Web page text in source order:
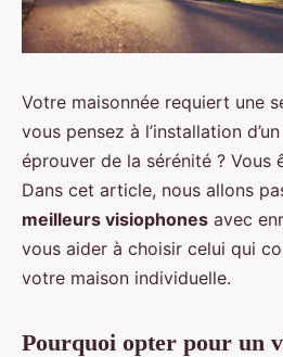
Votre maisonnée requiert une
vous pensez à l’installation
éprouver de la sérénité ? Vous
Dans cet article, nous allons
meilleurs visiophones avec
vous aider à choisir celui qui
votre maison individuelle.
Pourquoi opter pour un